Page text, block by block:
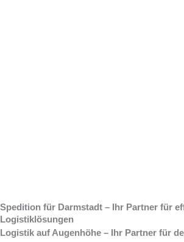
Spedition für Darmstadt – Ihr Partner für
Logistiklösungen
Logistik auf Augenhöhe – Ihr Partner für